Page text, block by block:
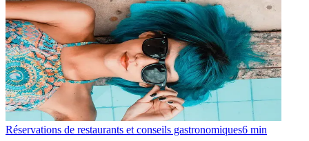
Réservations de restaurants et conseils gastronomiques6 min